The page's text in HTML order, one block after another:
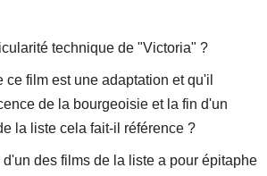
technique de "Victoria" ?
film est une adaptation et qu'il
de la bourgeoisie et la fin d'un
la liste cela fait-il référence ?
des films de la liste a pour épitaphe